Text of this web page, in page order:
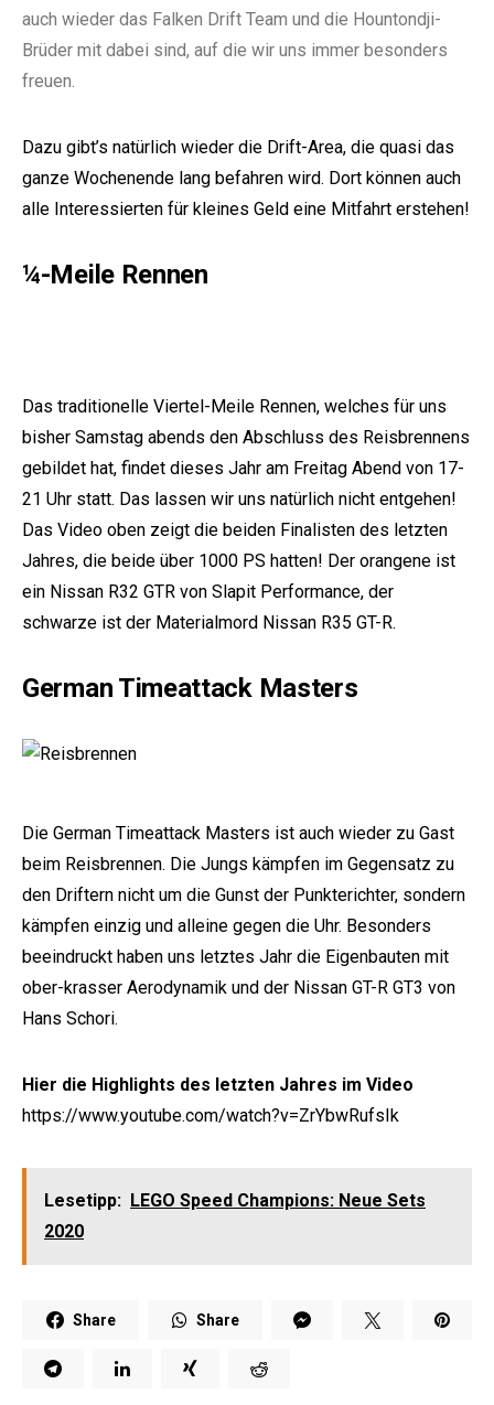
auch wieder das Falken Drift Team und die Hountondji-
Brüder mit dabei sind, auf die wir uns immer besonders
freuen.
Dazu gibt’s natürlich wieder die Drift-Area, die quasi das
ganze Wochenende lang befahren wird. Dort können auch
alle Interessierten für kleines Geld eine Mitfahrt erstehen!
¼-Meile Rennen
Das traditionelle Viertel-Meile Rennen, welches für uns
bisher Samstag abends den Abschluss des Reisbrennens
gebildet hat, findet dieses Jahr am Freitag Abend von 17-
21 Uhr statt. Das lassen wir uns natürlich nicht entgehen!
Das Video oben zeigt die beiden Finalisten des letzten
Jahres, die beide über 1000 PS hatten! Der orangene ist
ein Nissan R32 GTR von Slapit Performance, der
schwarze ist der Materialmord Nissan R35 GT-R.
German Timeattack Masters
Die German Timeattack Masters ist auch wieder zu Gast
beim Reisbrennen. Die Jungs kämpfen im Gegensatz zu
den Driftern nicht um die Gunst der Punkterichter, sondern
kämpfen einzig und alleine gegen die Uhr. Besonders
beeindruckt haben uns letztes Jahr die Eigenbauten mit
ober-krasser Aerodynamik und der Nissan GT-R GT3 von
Hans Schori.
Hier die Highlights des letzten Jahres im Video
https://www.youtube.com/watch?v=ZrYbwRufsIk
Lesetipp: LEGO Speed Champions: Neue Sets
2020
Share Share